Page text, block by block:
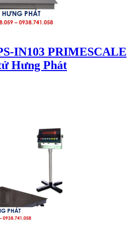
IN103 PRIMESCALE
Hưng Phát